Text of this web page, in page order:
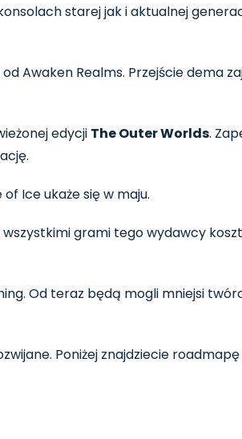
starej jak i aktualnej
od Awaken Realms. Przejście dema
edycji The Outer Worlds.
Ice ukaże się w maju.
wszystkimi grami tego wydawcy
Od teraz będą mogli mniejsi
Poniżej znajdziecie roadmapę